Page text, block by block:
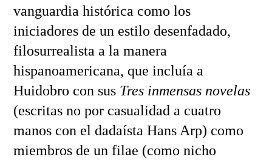
vanguardia histórica como los
iniciadores de un estilo desenfadado,
filosurrealista a la manera
hispanoamericana, que incluía a
Huidobro con sus Tres inmensas novelas
(escritas no por casualidad a cuatro
manos con el dadaísta Hans Arp) como
miembros de un filae (como nicho